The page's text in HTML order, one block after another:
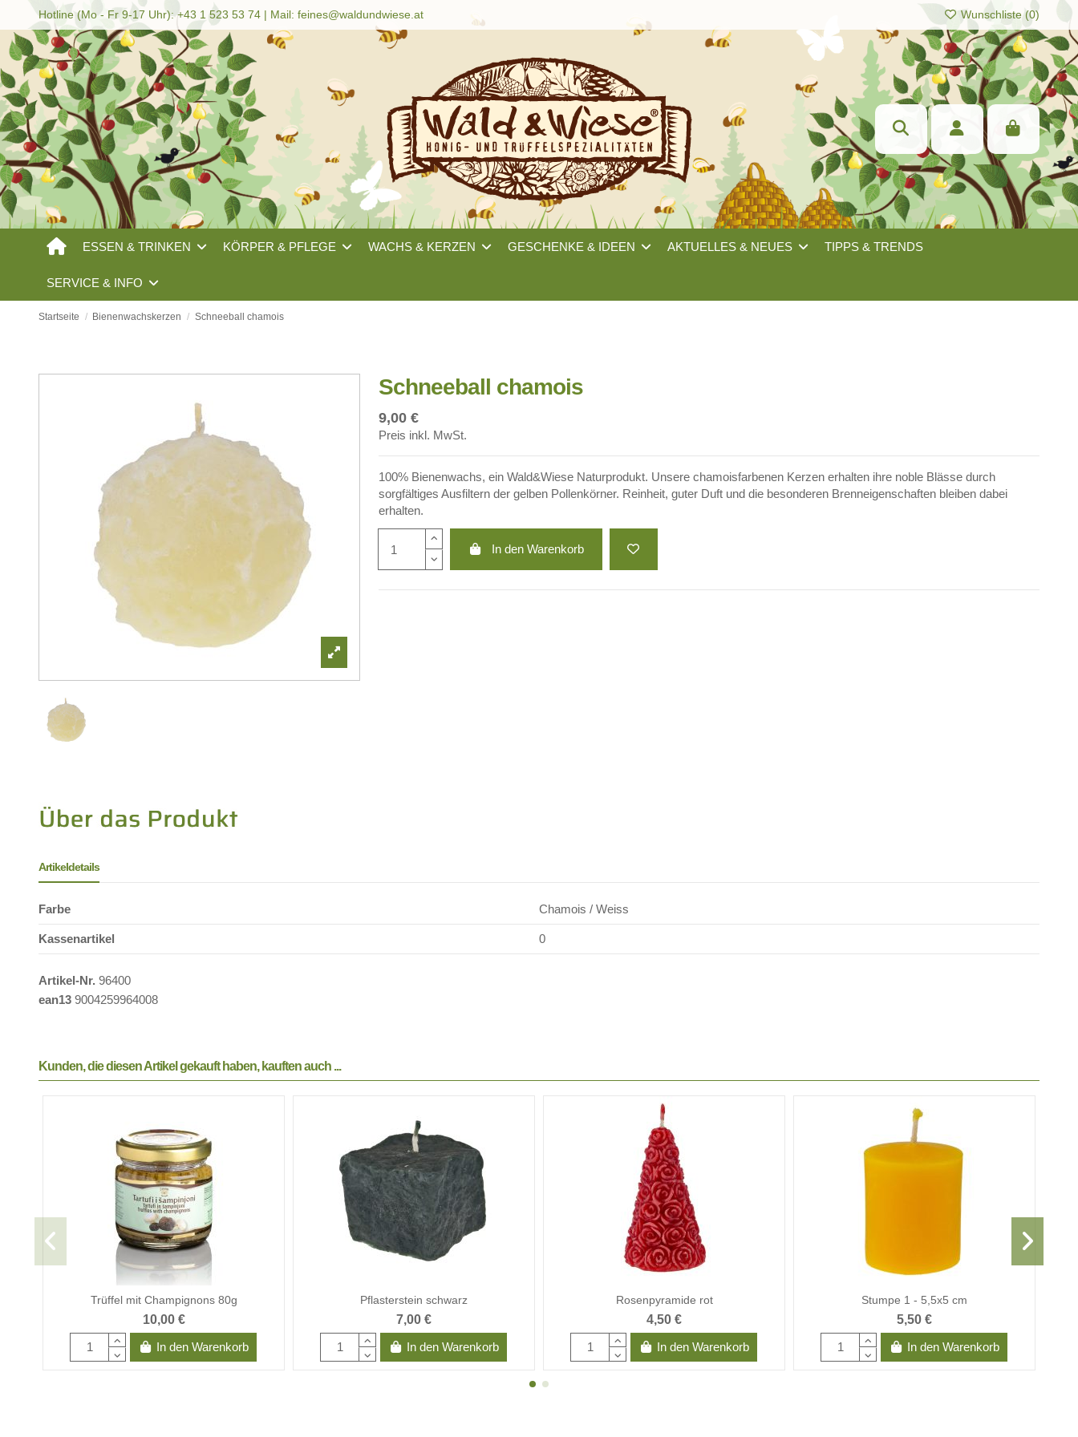
Hotline (Mo - Fr 9-17 Uhr): +43 1 523 53 74 | Mail:feines@waldundwiese.at Wunschliste (0)
ESSEN & TRINKEN KÖRPER & PFLEGE WACHS & KERZEN GESCHENKE & IDEEN AKTUELLES & NEUES TIPPS & TRENDS
SERVICE & INFO
Startseite Bienenwachskerzen Schneeball chamois
Schneeball chamois
9,00 €
Preis inkl. MwSt.
100% Bienenwachs, ein Wald&Wiese Naturprodukt. Unsere chamoisfarbenen Kerzen erhalten ihre noble Blässe durch
sorgfältiges Ausfiltern der gelben Pollenkörner. Reinheit, guter Duft und die besonderen Brenneigenschaften bleiben dabei
erhalten.
In den Warenkorb
Artikeldetails
Farbe Chamois / Weiss
Kassenartikel 0
Artikel-Nr. 96400
ean13 9004259964008
Kunden, die diesen Artikel gekauft haben, kauften auch ...
Trüffel mit Champignons 80g
10,00 €
In den Warenkorb
Pflasterstein schwarz
7,00 €
In den Warenkorb
Rosenpyramide rot
4,50 €
In den Warenkorb
Stumpe 1 - 5,5x5 cm
5,50 €
In den Warenkorb